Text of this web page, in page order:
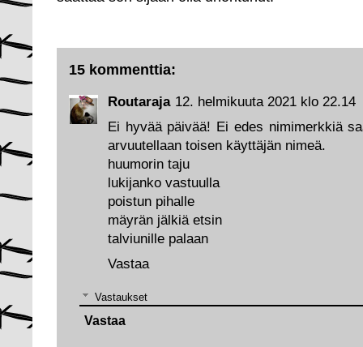
15 kommenttia:
Routaraja 12. helmikuuta 2021 klo 22.14
Ei hyvää päivää! Ei edes nimimerkkiä
arvuutellaan toisen käyttäjän nimeä.
huumorin taju
lukijanko vastuulla
poistun pihalle
mäyrän jälkiä etsin
talviunille palaan
Vastaa
Vastaukset
Vastaa